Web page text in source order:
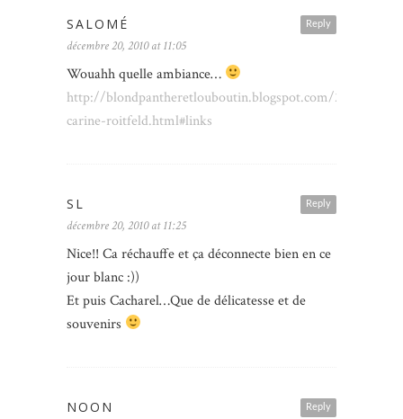
Reply
SALOMÉ
décembre 20, 2010 at 11:05
Wouahh quelle ambiance…
http://blondpantheretlouboutin.blogspot.com/2010/12/
carine-roitfeld.html#links
Reply
SL
décembre 20, 2010 at 11:25
Nice!! Ca réchauffe et ça déconnecte bien en ce
jour blanc :))
Et puis Cacharel…Que de délicatesse et de
souvenirs
Reply
NOON